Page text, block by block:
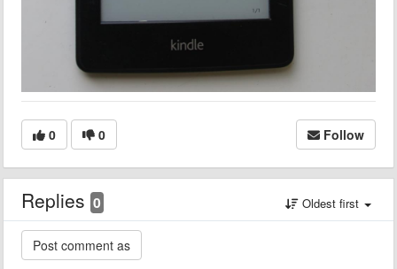
0 0 Follow
Replies 0 Oldest first